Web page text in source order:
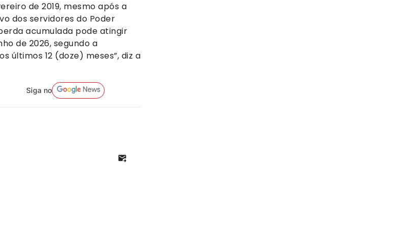
de 2019, mesmo após a
dos servidores do Poder
acumulada pode atingir
de 2026, segundo a
últimos 12 (doze) meses”, diz a
Siga no